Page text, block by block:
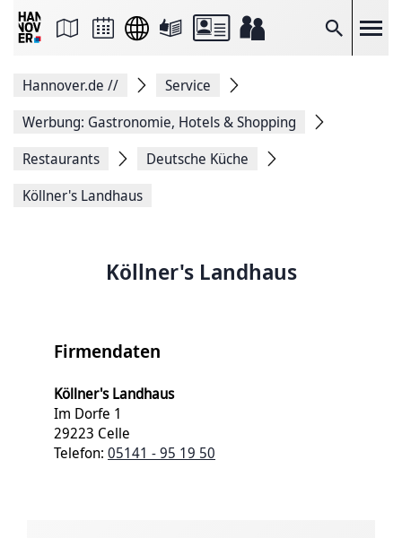
Suche
Seite
Facebook
teilen
Seitenlink
Seite
Hannover.de //
Service
Werbung: Gastronomie, Hotels & Shopping
Restaurants
Deutsche Küche
Köllner's Landhaus
Köllner's Landhaus
Firmendaten
Köllner's Landhaus
Im Dorfe 1
29223 Celle
Telefon: 05141 - 95 19 50